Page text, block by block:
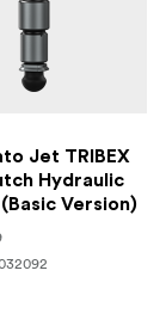
Jet TRIBEX
Hydraulic
Version)